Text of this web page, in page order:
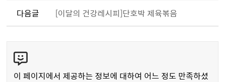
다음글 [이달의 건강레시피]단호박 제육볶음
텐
츠이 페이지에서 제공하는 정보에 대하여 어느 정도 만족하셨